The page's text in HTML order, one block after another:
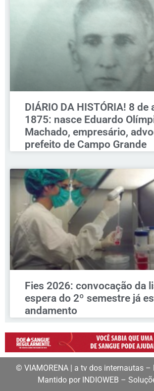
DIÁRIO DA HISTÓRIA! 8 de
1875: nasce Eduardo
Machado, empresário,
prefeito de Campo Grande
Fies 2026: convocação da
espera do 2º semestre já
andamento
© VIAMORENA | a tv dos internautas –
Mantido por INDIOWEB –